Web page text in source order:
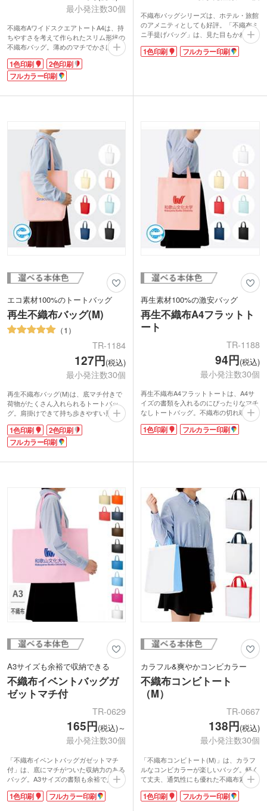
最小発注数30個
不織布AワイドスクエアトートA4は、持
ちやすさを考えて作られたスリム形状の
不織布バッグ。薄めのマチでかさばりや
すさを抑えながらも、A4サイズの書類
が収納可能。ハンドルを長めにすること
で、肩掛けしやすい仕様になっていま
ープンキャンパスのノベルティにピッタ
カラーを選べます。フルカラーでの名入
れも可能なので、同人イベントでオリジ
ナルバッグとして頒布しても◎。お手頃
価格でノベルティを作りたい時におすす
めのアイテムです。
1色印刷
2色印刷
フルカラー印刷
不織布バッグシリーズは、ホテル・旅館
のアメニティとしても好評。「不織布ミ
ニ手提げバッグ」は、見た目もかわいい
小型バッグ。タオルや洗面用品などを入
れるのに重宝します。本体色はアプリコ
1色印刷 フルカラー印刷
エコ素材100%のトートバッグ
再生不織布バッグ(M)
1
TR-1184
127円(税込)
最小発注数30個
再生不織布バッグ(M)は、底マチ付きで
荷物がたくさん入れられるトートバッ
グ。肩掛けできて持ち歩きやすい形状で
す。A4のカタログや資料はもちろん、
衣類や日用品を入れるのにも重宝しま
す。
生不織布」を100%使用。お手頃価格な
シンプルなロゴや文字の名入れにピッタ
リな1色または2色印刷、インパクトのあ
るデザインが映えるフルカラー印刷に対
応。展示会やオープンキャンパス、アパ
レルショップのショッパーなど幅広い用
途でご活用いただけます。
1色印刷
2色印刷
フルカラー印刷
再生素材100%の激安バッグ
再生不織布A4フラットト
ート
TR-1188
94円(税込)
最小発注数30個
再生不織布A4フラットトートは、A4サ
イズの書類を入れるのにぴったりなマチ
なしトートバッグ。不織布の切れ端を集
めて再利用した「再生不織布」で作られ
ています。再生不織布の使用率はなんと
ピールできます。
やすくなります。シンプルな1色か、イ
ンパクト重視のフルカラーで印刷可能で
す。オープンキャンパスや展示会で資料
や配布物を入れるノベルティバッグにい
かがでしょうか。
1色印刷 フルカラー印刷
A3サイズも余裕で収納できる
不織布イベントバッグガ
ゼットマチ付
TR-0629
165円(税込)～
最小発注数30個
「不織布イベントバッグガゼットマチ
付」は、底にマチがついた収納力のある
バッグ。A3サイズの書類も余裕で入り
ます。軽くて丈夫な不織布素材を採用。
ベーシックカラー&パステルカラーのき
1色印刷 フルカラー印刷
カラフル&爽やかコンビカラー
不織布コンビトート
（M）
TR-0667
138円(税込)
最小発注数30個
「不織布コンビトート(M)」は、カラフ
ルなコンビカラーが楽しいバッグ。軽く
て丈夫、通気性にも優れた不織布素材
で、本体色はレッド・ディープブルー・
ナイトブラック・フロスティブルーの4
1色印刷 フルカラー印刷